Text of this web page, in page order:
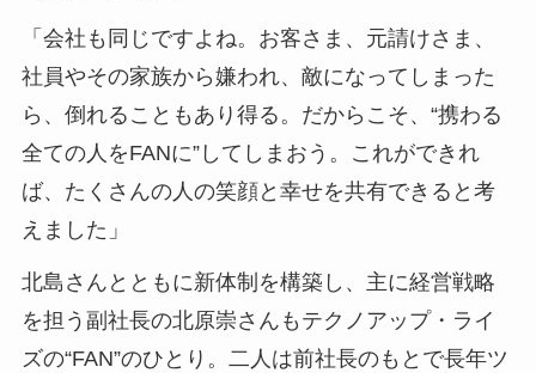
「会社も同じですよね。お客さま、元請けさま、
社員やその家族から嫌われ、敵になってしまった
ら、倒れることもあり得る。だからこそ、“携わる
全ての人をFANに”してしまおう。これができれ
ば、たくさんの人の笑顔と幸せを共有できると考
えました」
北島さんとともに新体制を構築し、主に経営戦略
を担う副社長の北原崇さんもテクノアップ・ライ
ズの“FAN”のひとり。二人は前社長のもとで長年ツ